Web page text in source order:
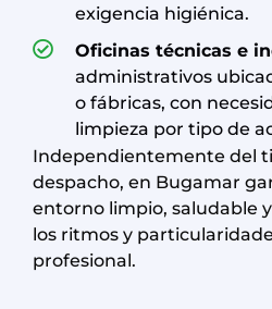
exigencia higiénica.
Oficinas técnicas e
administrativos
o fábricas, con
limpieza por tipo de
Independientemente del
despacho, en Bugamar
entorno limpio, saludable
los ritmos y
profesional.